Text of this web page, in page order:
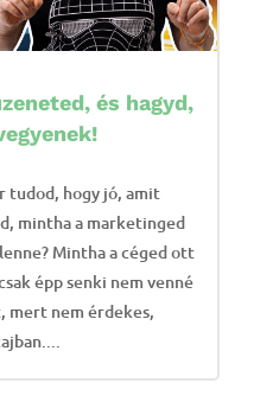
és hagyd,
tudod, hogy jó, amit
mintha a marketinged
Mintha a céged ott
épp senki nem venné
mert nem érdekes,